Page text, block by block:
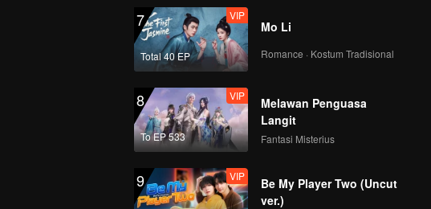
7
Total 40 EP
VIP
Mo Li
Romance · Kostum Tradisional
8
To EP 533
VIP
Melawan Penguasa
Langit
Fantasi Misterius
9 VIP
Be My Player Two (Uncut
ver.)